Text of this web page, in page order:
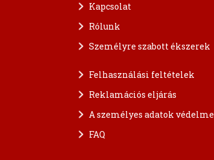
Kapcsolat
Rólunk
Személyre szabott ékszerek
Felhasználási feltételek
Reklamációs eljárás
A személyes adatok védelme
FAQ